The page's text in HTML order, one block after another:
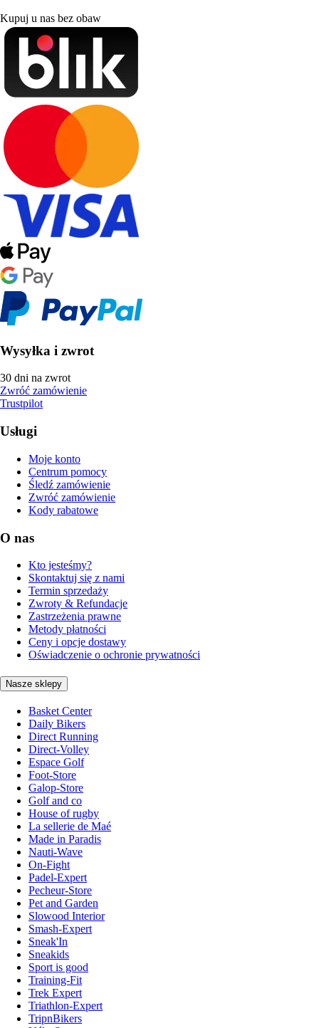
Kupuj u nas bez obaw
Wysyłka i zwrot
30 dni na zwrot
Zwróć zamówienie
Trustpilot
Usługi
Moje konto
Centrum pomocy
Śledź zamówienie
Zwróć zamówienie
Kody rabatowe
O nas
Kto jesteśmy?
Skontaktuj się z nami
Termin sprzedaży
Zwroty & Refundacje
Zastrzeżenia prawne
Metody płatności
Ceny i opcje dostawy
Oświadczenie o ochronie prywatności
Nasze sklepy
Basket Center
Daily Bikers
Direct Running
Direct-Volley
Espace Golf
Foot-Store
Galop-Store
Golf and co
House of rugby
La sellerie de Maé
Made in Paradis
Nauti-Wave
On-Fight
Padel-Expert
Pecheur-Store
Pet and Garden
Slowood Interior
Smash-Expert
Sneak'In
Sneakids
Sport is good
Training-Fit
Trek Expert
Triathlon-Expert
TripnBikers